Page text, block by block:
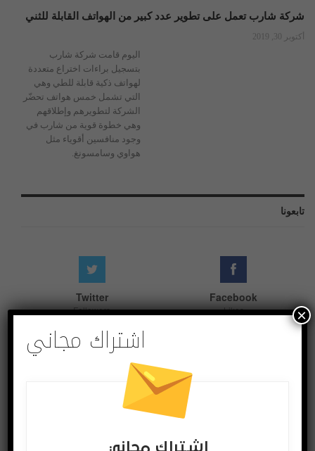
شركة شارب تعمل على تطوير عدد كبير من الهواتف القابلة للثني
أكتوبر 30, 2019
اليوم قامت شركة شارب
بتسجيل براءات اختراع متعددة
لهواتف ذكية قابلة للطي وهي
التي تشمل خمس هواتف تحضّر
الشركة لتطويرهم وإطلاقهم
وهي خطوة قوية من شارب في
وجود منافسين أقوياء مثل
هواوي وسامسونغ.
تابعونا
Facebook
Likes
Twitter
Followers
اشتراك مجاني
اشتراك مجاني
×